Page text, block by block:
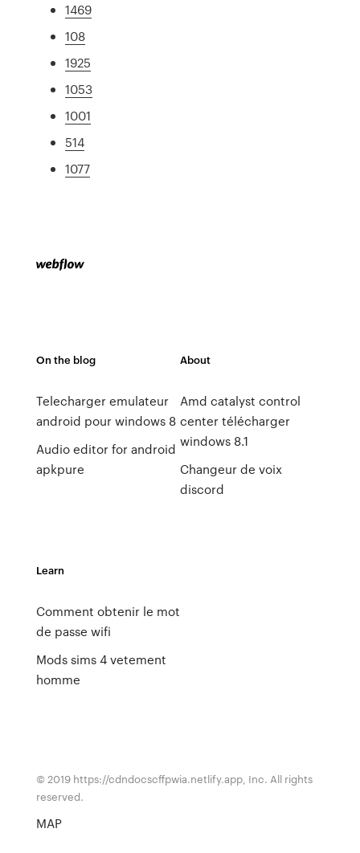
1469
108
1925
1053
1001
514
1077
On the blog
Telecharger emulateur
android pour windows 8
Audio editor for android
apkpure
About
Amd catalyst control
center télécharger
windows 8.1
Changeur de voix
discord
Learn
Comment obtenir le mot
de passe wifi
Mods sims 4 vetement
homme
© 2019 https://cdndocscffpwia.netlify.app, Inc. All rights
reserved.
MAP